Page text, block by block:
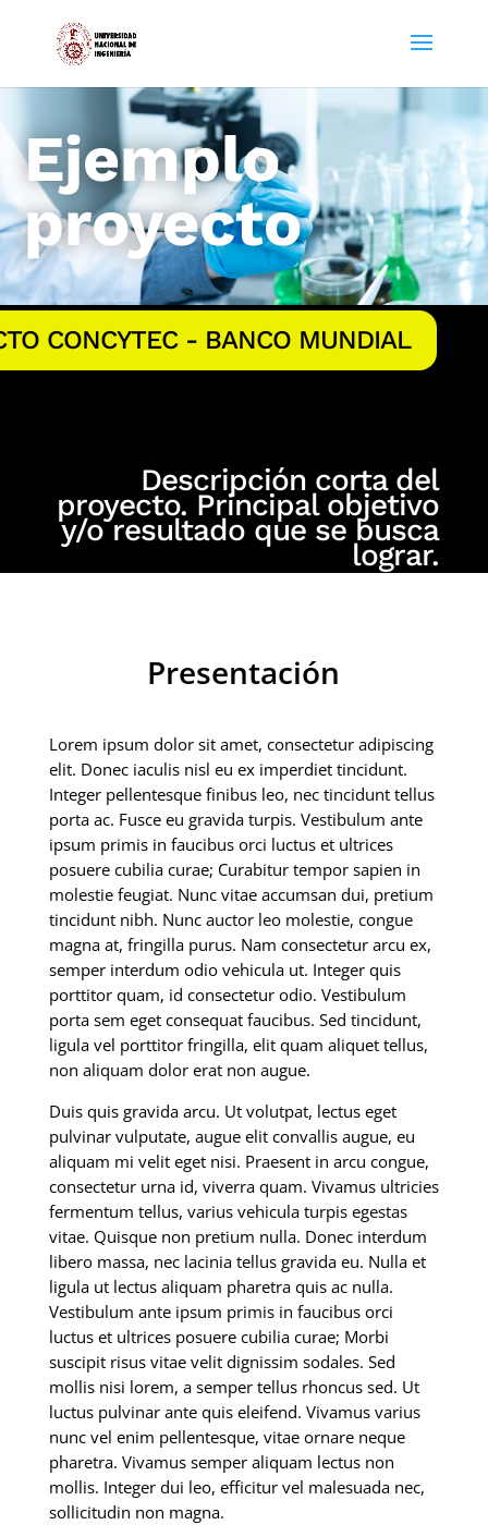
Ejemplo
proyecto
CONCYTEC - BANCO MUNDIAL
Descripción corta del
proyecto. Principal objetivo
y/o resultado que se busca
lograr.
Presentación
Lorem ipsum dolor sit amet, consectetur adipiscing
elit. Donec iaculis nisl eu ex imperdiet tincidunt.
Integer pellentesque finibus leo, nec tincidunt tellus
porta ac. Fusce eu gravida turpis. Vestibulum ante
ipsum primis in faucibus orci luctus et ultrices
posuere cubilia curae; Curabitur tempor sapien in
molestie feugiat. Nunc vitae accumsan dui, pretium
tincidunt nibh. Nunc auctor leo molestie, congue
magna at, fringilla purus. Nam consectetur arcu ex,
semper interdum odio vehicula ut. Integer quis
porttitor quam, id consectetur odio. Vestibulum
porta sem eget consequat faucibus. Sed tincidunt,
ligula vel porttitor fringilla, elit quam aliquet tellus,
non aliquam dolor erat non augue.
Duis quis gravida arcu. Ut volutpat, lectus eget
pulvinar vulputate, augue elit convallis augue, eu
aliquam mi velit eget nisi. Praesent in arcu congue,
consectetur urna id, viverra quam. Vivamus ultricies
fermentum tellus, varius vehicula turpis egestas
vitae. Quisque non pretium nulla. Donec interdum
libero massa, nec lacinia tellus gravida eu. Nulla et
ligula ut lectus aliquam pharetra quis ac nulla.
Vestibulum ante ipsum primis in faucibus orci
luctus et ultrices posuere cubilia curae; Morbi
suscipit risus vitae velit dignissim sodales. Sed
mollis nisi lorem, a semper tellus rhoncus sed. Ut
luctus pulvinar ante quis eleifend. Vivamus varius
nunc vel enim pellentesque, vitae ornare neque
pharetra. Vivamus semper aliquam lectus non
mollis. Integer dui leo, efficitur vel malesuada nec,
sollicitudin non magna.